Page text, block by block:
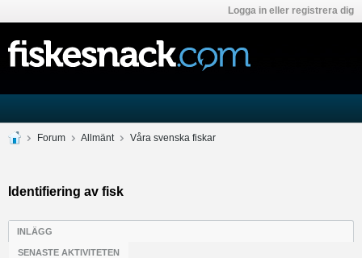
Logga in eller registrera dig
Forum Allmänt Våra svenska fiskar
Identifiering av fisk
INLÄGG
SENASTE AKTIVITETEN